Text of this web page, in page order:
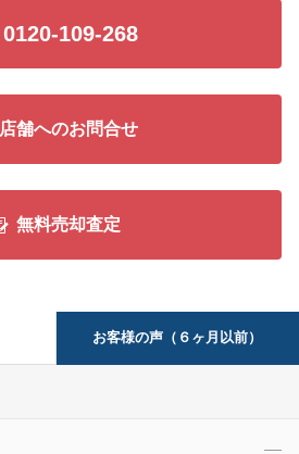
0120-109-268
店舗へのお問合せ
無料売却査定
お客様の声（６ヶ月以前）